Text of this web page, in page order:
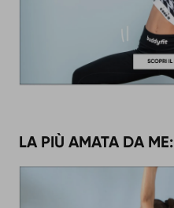
LA PIÙ AMATA DA ME: